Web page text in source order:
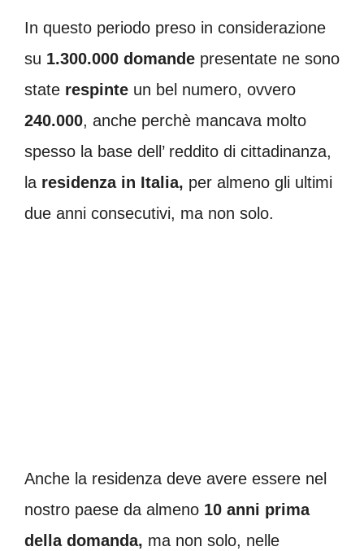
In questo periodo preso in considerazione
su 1.300.000 domande presentate ne sono
state respinte un bel numero, ovvero
240.000, anche perchè mancava molto
spesso la base dell’ reddito di cittadinanza,
la residenza in Italia, per almeno gli ultimi
due anni consecutivi, ma non solo.
Anche la residenza deve avere essere nel
nostro paese da almeno 10 anni prima
della domanda, ma non solo, nelle